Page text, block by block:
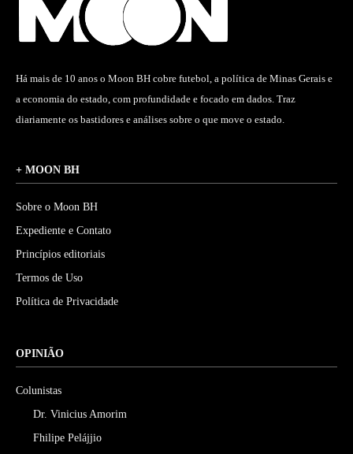
Há mais de 10 anos o Moon BH cobre futebol, a política de Minas Gerais e
a economia do estado, com profundidade e focado em dados. Traz
diariamente os bastidores e análises sobre o que move o estado.
+ MOON BH
Sobre o Moon BH
Expediente e Contato
Princípios editoriais
Termos de Uso
Política de Privacidade
OPINIÃO
Colunistas
Dr. Vinicius Amorim
Fhilipe Pelájjio